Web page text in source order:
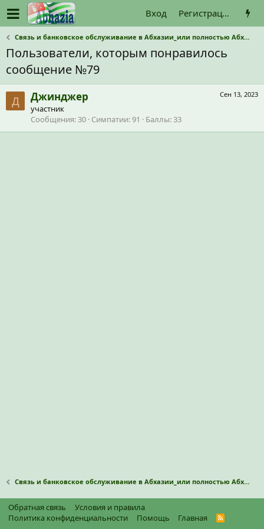
Вход Регистрация
Связь и банковское обслуживание в Абхазии_или полностью Абхазкие операторы связи и наличные?
Пользователи, которым понравилось
сообщение №79
Д
Сен 13, 2023
Джинджер
участник
Сообщения 30 Симпатии 91 Баллы 33
Связь и банковское обслуживание в Абхазии_или полностью Абхазкие операторы связи и наличные?
Обратная связь
Условия и правила
Политика конфиденциальности
Помощь Главная
R